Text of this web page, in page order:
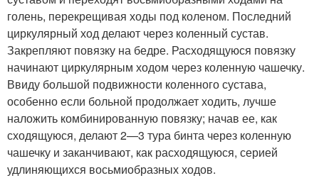
голень, перекрещивая ходы под коленом. Последний
циркулярный ход делают через коленный сустав.
Закрепляют повязку на бедре. Расходящуюся повязку
начинают циркулярным ходом через коленную чашечку.
Ввиду большой подвижности коленного сустава,
особенно если больной продолжает ходить, лучше
наложить комбинированную повязку; начав ее, как
сходящуюся, делают 2—3 тура бинта через коленную
чашечку и заканчивают, как расходящуюся, серией
удлиняющихся восьмиобразных ходов.